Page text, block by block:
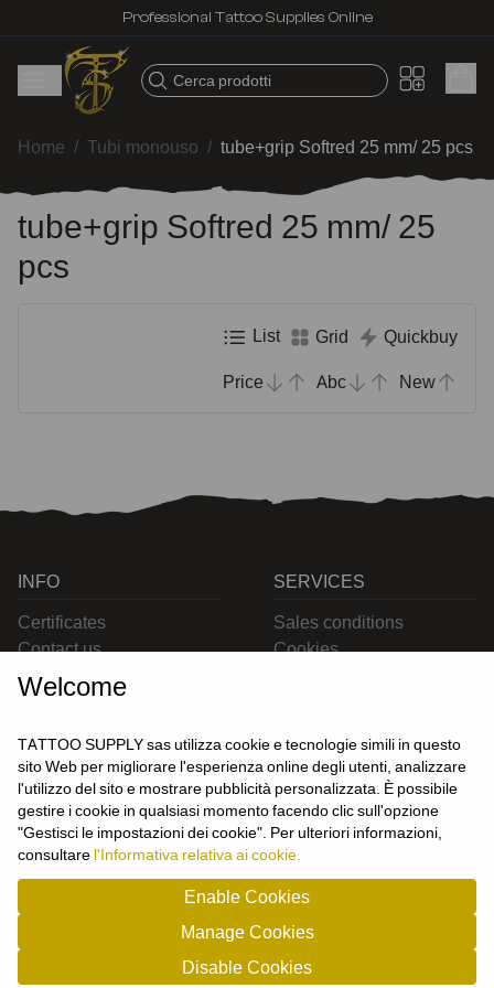
Professional Tattoo Supplies Online
Cerca prodotti
Home / Tubi monouso / tube+grip Softred 25 mm/ 25 pcs
tube+grip Softred 25 mm/ 25
pcs
List Grid Quickbuy
Price Abc New
CONTACT US
INFO
Certificates
Contact us
SERVICES
Sales conditions
Cookies
USER
Login
Join us
tel: 0119101326 - P.Iva/cf: 09963530010
Welcome
TATTOO SUPPLY sas utilizza cookie e tecnologie simili in questo
sito Web per migliorare l'esperienza online degli utenti, analizzare
l'utilizzo del sito e mostrare pubblicità personalizzata. È possibile
gestire i cookie in qualsiasi momento facendo clic sull'opzione
"Gestisci le impostazioni dei cookie". Per ulteriori informazioni,
consultare l'Informativa relativa ai cookie.
Enable Cookies
Manage Cookies
Disable Cookies